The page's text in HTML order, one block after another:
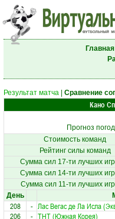
Главная|
Результат матча Сравнение
Кано
Прогноз
Стоимость команд
Рейтинг силы команд
Сумма сил 17-ти лучших
Сумма сил 14-ти лучших
Сумма сил 11-ти лучших
День
208 - Лас Вегас де Ла Исла
206 - ТНТ (Южная Корея)